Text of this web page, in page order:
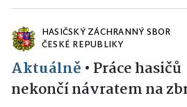
HASIČSKÝ ZÁCHRANNÝ SBOR
ČESKÉ REPUBLIKY
Aktuálně • Práce hasičů
nekončí návratem na